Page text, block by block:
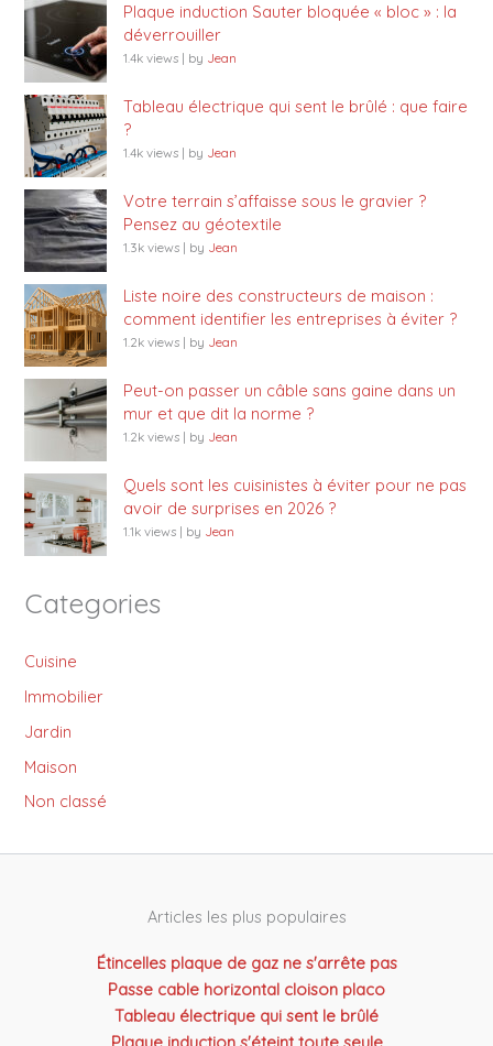
Plaque induction Sauter bloquée « bloc » : la
déverrouiller
1.4k views | by Jean
Tableau électrique qui sent le brûlé : que faire
?
1.4k views | by Jean
Votre terrain s’affaisse sous le gravier ?
Pensez au géotextile
1.3k views | by Jean
Liste noire des constructeurs de maison :
comment identifier les entreprises à éviter ?
1.2k views | by Jean
Peut-on passer un câble sans gaine dans un
mur et que dit la norme ?
1.2k views | by Jean
Quels sont les cuisinistes à éviter pour ne pas
avoir de surprises en 2026 ?
1.1k views | by Jean
Categories
Cuisine
Immobilier
Jardin
Maison
Non classé
Articles les plus populaires
Étincelles plaque de gaz ne s'arrête pas
Passe cable horizontal cloison placo
Tableau électrique qui sent le brûlé